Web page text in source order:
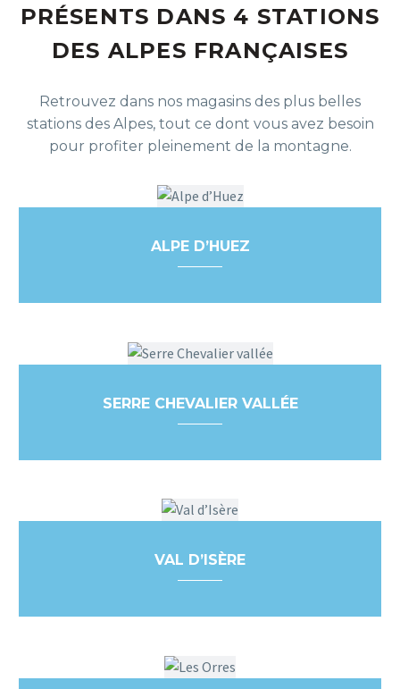
PRÉSENTS DANS 4 STATIONS
DES ALPES FRANÇAISES
Retrouvez dans nos magasins des plus belles
stations des Alpes, tout ce dont vous avez besoin
pour profiter pleinement de la montagne.
ALPE D’HUEZ
SERRE CHEVALIER VALLÉE
VAL D’ISÈRE